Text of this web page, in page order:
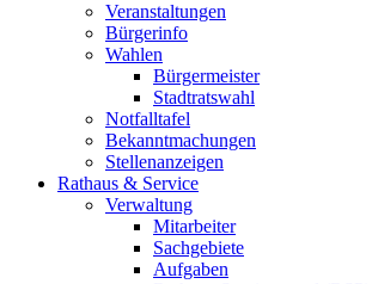
Veranstaltungen
Bürgerinfo
Wahlen
Bürgermeister
Stadtratswahl
Notfalltafel
Bekanntmachungen
Stellenanzeigen
Rathaus & Service
Verwaltung
Mitarbeiter
Sachgebiete
Aufgaben